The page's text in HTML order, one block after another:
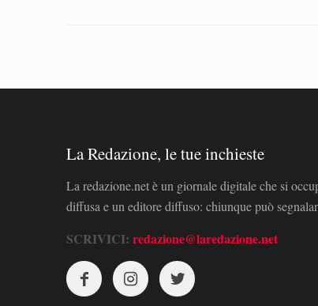
La Redazione, le tue inchieste
La redazione.net è un giornale digitale che si
diffusa e un editore diffuso: chiunque può
SCRIVICI: redazione@laredazione.net